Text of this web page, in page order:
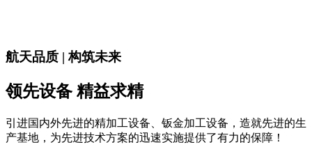
航天品质 | 构筑未来
领先设备 精益求精
引进国内外先进的精加工设备、钣金加工设备，造就先进的生
产基地，为先进技术方案的迅速实施提供了有力的保障！